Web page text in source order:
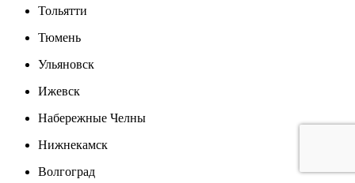
Тольятти
Тюмень
Ульяновск
Ижевск
Набережные Челны
Нижнекамск
Волгоград